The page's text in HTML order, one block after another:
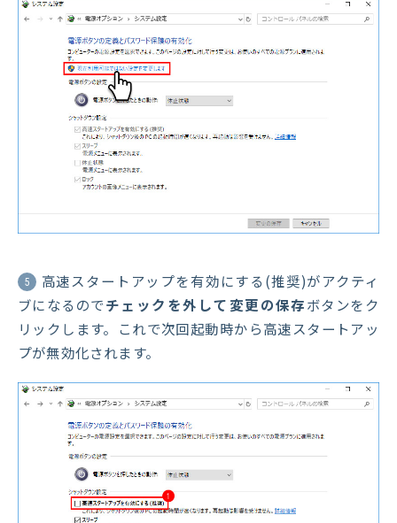
5
高速スタートアップを有効にする(推奨)がアクティ
ブになるのでチェックを外して 変更の保存ボタンをク
リックします。これで次回起動時から高速スタートアッ
プが無効化されます。